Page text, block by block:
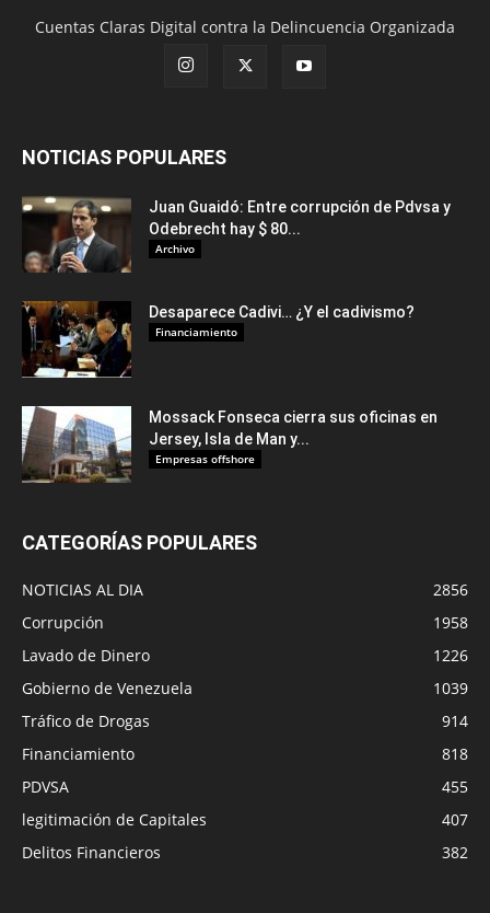
Cuentas Claras Digital contra la Delincuencia Organizada
NOTICIAS POPULARES
Juan Guaidó: Entre corrupción de Pdvsa y
Odebrecht hay $ 80...
Archivo
Desaparece Cadivi… ¿Y el cadivismo?
Financiamiento
Mossack Fonseca cierra sus oficinas en
Jersey, Isla de Man y...
Empresas offshore
CATEGORÍAS POPULARES
NOTICIAS AL DIA
2856
Corrupción
1958
Lavado de Dinero
1226
Gobierno de Venezuela
1039
Tráfico de Drogas
914
Financiamiento
818
PDVSA
455
legitimación de Capitales
407
Delitos Financieros
382